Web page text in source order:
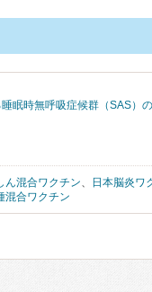
眠時無呼吸症候群（SAS）
ん混合ワクチン、 日本脳炎ワ
混合ワクチン